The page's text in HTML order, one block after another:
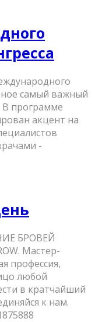
самый важный
В программе
акцент на
-
БРОВЕЙ
Мастер-
профессия,
любой
в кратчайший
к нам.